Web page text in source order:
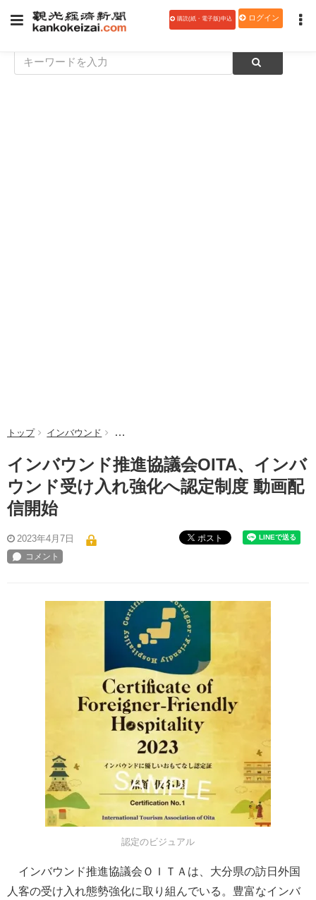
購読(紙・電子版)申込 ログイン
トップ インバウンド インバウンド推進協議会OITA、インバウンド受
インバウンド推進協議会OITA、インバ
ウンド受け入れ強化へ認定制度 動画配
信開始
2023年4月7日 ポスト
認定のビジュアル
インバウンド推進協議会ＯＩＴＡは、大分県の訪日外国
人客の受け入れ態勢強化に取り組んでいる。豊富なインバ